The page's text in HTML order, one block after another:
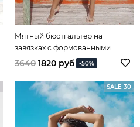
Мятный бюстгальтер на
завязках с формованными
чашками из коллекции Spirit of
3640 1820 руб -50%
SALE 30